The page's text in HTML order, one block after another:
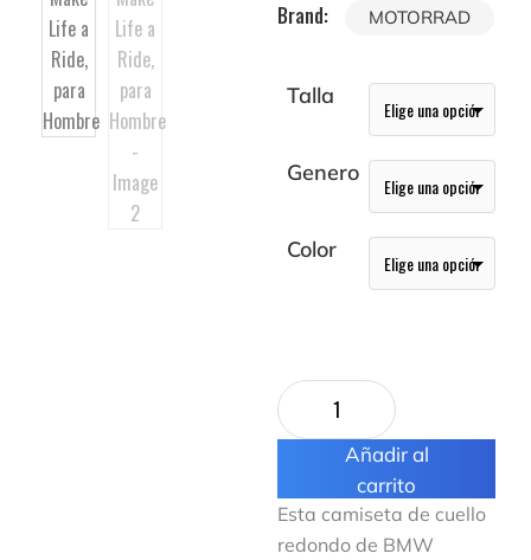
Brand: MOTORRAD
Talla
Genero
Color
Añadir al
carrito
Esta camiseta de cuello
redondo de BMW